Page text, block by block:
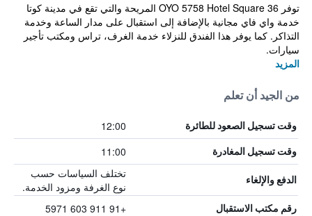
توفر OYO 5758 Hotel Square 36 المريحة والتي تقع في مدينة كوتا
خدمة واي فاي مجانية بالإضافة إلى استقبال على مدار الساعة وخدمة
التذاكر. كما يوفر هذا الفندق للنزلاء خدمة الغرف، تراس ومكتب تأجير
سيارات.
المزيد
من الجيد أن تعلم
وقت تسجيل الصعود للطائرة 12:00
وقت تسجيل المغادرة 11:00
الدفع والإلغاء
تختلف السياسات حسب
نوع الغرفة ومزود الخدمة.
رقم مكتب الاستقبال +91 911 603 5971